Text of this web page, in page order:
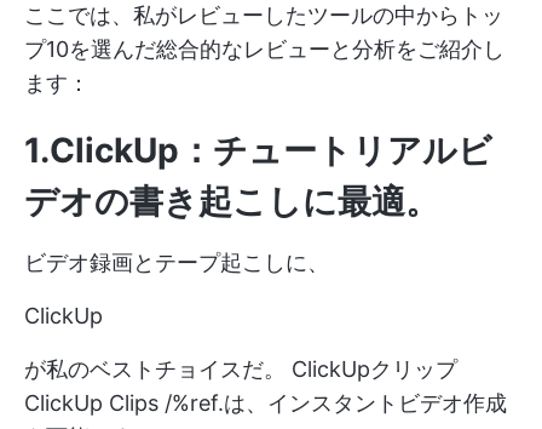
ここでは、私がレビューしたツールの中からトッ
プ10を選んだ総合的なレビューと分析をご紹介し
ます：
1.ClickUp：チュートリアルビ
デオの書き起こしに最適。
ビデオ録画とテープ起こしに、
ClickUp
が私のベストチョイスだ。 ClickUpクリップ
ClickUp Clips /%ref.は、インスタントビデオ作成